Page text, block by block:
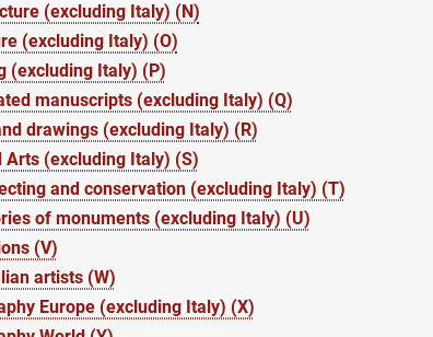
(excluding Italy) (N)
(excluding Italy) (O)
(excluding Italy) (P)
manuscripts (excluding Italy) (Q)
drawings (excluding Italy) (R)
Arts (excluding Italy) (S)
and conservation (excluding Italy) (T)
of monuments (excluding Italy) (U)
(V)
artists (W)
Europe (excluding Italy) (X)